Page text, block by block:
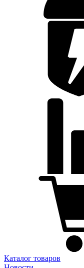
Каталог товаров